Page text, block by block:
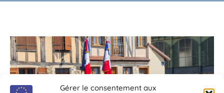
Gérer le consentement aux